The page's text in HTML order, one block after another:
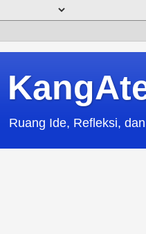
Ruang Ide, Refleksi,